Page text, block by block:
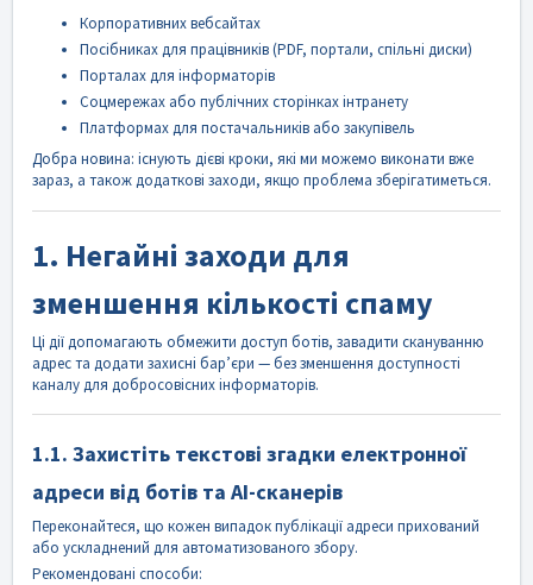
Корпоративних вебсайтах
Посібниках для працівників (PDF, портали, спільні диски)
Порталах для інформаторів
Соцмережах або публічних сторінках інтранету
Платформах для постачальників або закупівель
Добра новина: існують дієві кроки, які ми можемо виконати вже
зараз, а також додаткові заходи, якщо проблема зберігатиметься.
1. Негайні заходи для
зменшення кількості спаму
Ці дії допомагають обмежити доступ ботів, завадити скануванню
адрес та додати захисні бар’єри — без зменшення доступності
каналу для добросовісних інформаторів.
1.1. Захистіть текстові згадки електронної
адреси від ботів та AI-сканерів
Переконайтеся, що кожен випадок публікації адреси прихований
або ускладнений для автоматизованого збору.
Рекомендовані способи: